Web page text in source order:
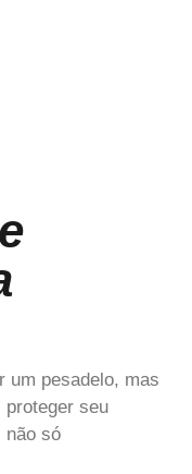
um pesadelo, mas
seu
não só